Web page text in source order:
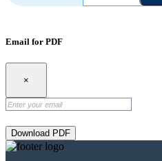
Email for PDF
×
Download PDF